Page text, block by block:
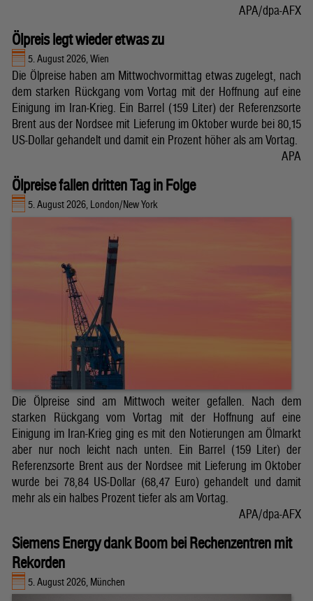
APA/dpa-AFX
Ölpreis legt wieder etwas zu
5. August 2026, Wien
Die Ölpreise haben am Mittwochvormittag etwas zugelegt, nach
dem starken Rückgang vom Vortag mit der Hoffnung auf eine
Einigung im Iran-Krieg. Ein Barrel (159 Liter) der Referenzsorte
Brent aus der Nordsee mit Lieferung im Oktober wurde bei 80,15
US-Dollar gehandelt und damit ein Prozent höher als am Vortag.
APA
Ölpreise fallen dritten Tag in Folge
5. August 2026, London/New York
Die Ölpreise sind am Mittwoch weiter gefallen. Nach dem
starken Rückgang vom Vortag mit der Hoffnung auf eine
Einigung im Iran-Krieg ging es mit den Notierungen am Ölmarkt
aber nur noch leicht nach unten. Ein Barrel (159 Liter) der
Referenzsorte Brent aus der Nordsee mit Lieferung im Oktober
wurde bei 78,84 US-Dollar (68,47 Euro) gehandelt und damit
mehr als ein halbes Prozent tiefer als am Vortag.
APA/dpa-AFX
Siemens Energy dank Boom bei Rechenzentren mit
Rekorden
5. August 2026, München